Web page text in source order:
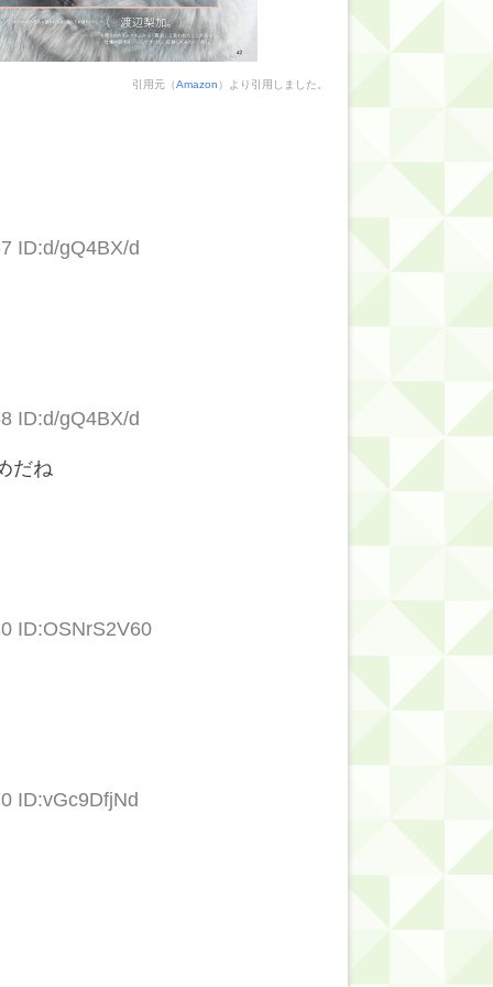
引用元（Amazon ）より引用しました。
ID:d/gQ4BX/d
ID:d/gQ4BX/d
だね
ID:OSNrS2V60
ID:vGc9DfjNd